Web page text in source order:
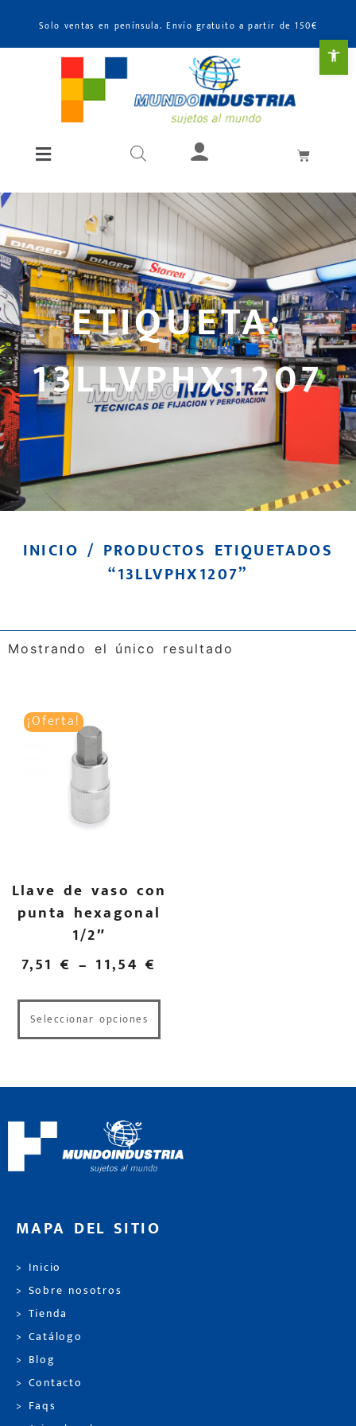
Solo ventas en península. Envío gratuito a partir de 150€
ETIQUETA:
13LLVPHX1207
INICIO / PRODUCTOS ETIQUETADOS
“13LLVPHX1207”
Mostrando el único resultado
¡Oferta!
Llave de vaso con
punta hexagonal
1/2″
7,51 € – 11,54€
Seleccionar opciones
MAPA DEL SITIO
> Inicio
> Sobre nosotros
> Tienda
> Catálogo
> Blog
> Contacto
> Faqs